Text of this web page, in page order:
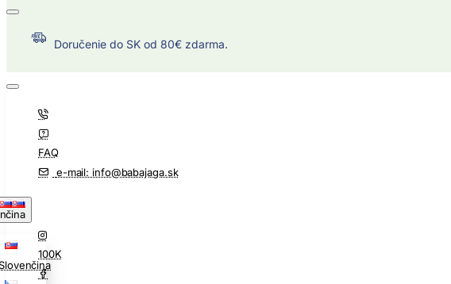
Doručenie do SK od 80€ zdarma.
FAQ
e-mail: info@babajaga.sk
100K